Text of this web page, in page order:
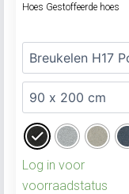
Hoes Gestoffeerde hoes
Log in voor
voorraadstatus